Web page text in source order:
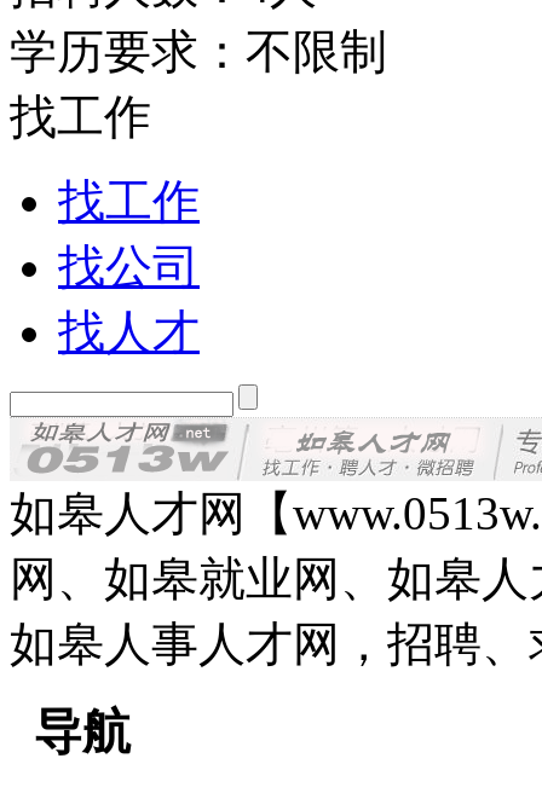
学历要求：不限制
找工作
找工作
找公司
找人才
如皋人才网【
网、如皋就业网、如皋
如皋人事人才网，招聘
导航